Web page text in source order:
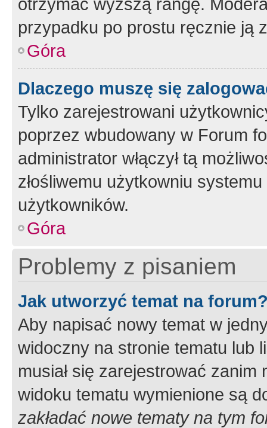
przypadku po prostu ręcznie ją
Góra
Dlaczego muszę się
Tylko zarejestrowani
poprzez wbudowany w Forum
administrator włączył tą
złośliwemu użytkowniu
użytkowników.
Góra
Problemy z pisaniem
Jak utworzyć temat na
Aby napisać nowy temat w
widoczny na stronie tematu lub
musiał się zarejestrować
widoku tematu wymienione są
zakładać nowe tematy na tym